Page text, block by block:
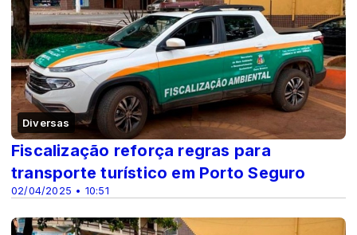
Diversas
02/04/2025 • 10:51
Fiscalização reforça regras para
transporte turístico em Porto Seguro